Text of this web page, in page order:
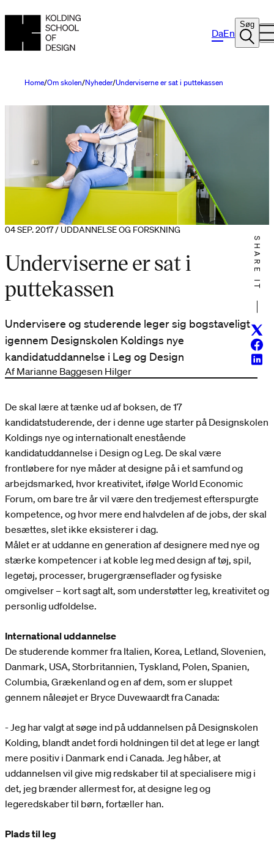
DaEn
Søg
Home Om skolen Nyheder Underviserne er sat i puttekassen
04 SEP. 2017 / UDDANNELSE OG FORSKNING
Underviserne er sat i
puttekassen
Undervisere og studerende leger sig bogstaveligt
igennem Designskolen Koldings nye
kandidatuddannelse i Leg og Design
Af Marianne Baggesen Hilger
SHARE IT
De skal lære at tænke ud af boksen, de 17
kandidatstuderende, der i denne uge starter på Designskolen
Koldings nye og internationalt enestående
kandidatuddannelse i Design og Leg. De skal være
frontløbere for nye måder at designe på i et samfund og
arbejdsmarked, hvor kreativitet, ifølge World Economic
Forum, om bare tre år vil være den tredjemest efterspurgte
kompetence, og hvor mere end halvdelen af de jobs, der skal
besættes, slet ikke eksisterer i dag.
Målet er at uddanne en generation af designere med nye og
stærke kompetencer i at koble leg med design af tøj, spil,
legetøj, processer, brugergrænseflader og fysiske
omgivelser – kort sagt alt, som understøtter leg, kreativitet og
personlig udfoldelse.
International uddannelse
De studerende kommer fra Italien, Korea, Letland, Slovenien,
Danmark, USA, Storbritannien, Tyskland, Polen, Spanien,
Columbia, Grækenland og en af dem, som er sluppet
gennem nåleøjet er Bryce Duvewaardt fra Canada:
- Jeg har valgt at søge ind på uddannelsen på Designskolen
Kolding, blandt andet fordi holdningen til det at lege er langt
mere positiv i Danmark end i Canada. Jeg håber, at
uddannelsen vil give mig redskaber til at specialisere mig i
det, jeg brænder allermest for, at designe leg og
legeredskaber til børn, fortæller han.
Plads til leg